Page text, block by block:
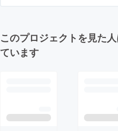
このプロジェクトを見た
ています